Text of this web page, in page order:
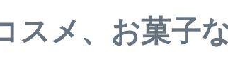
スメ、お菓子